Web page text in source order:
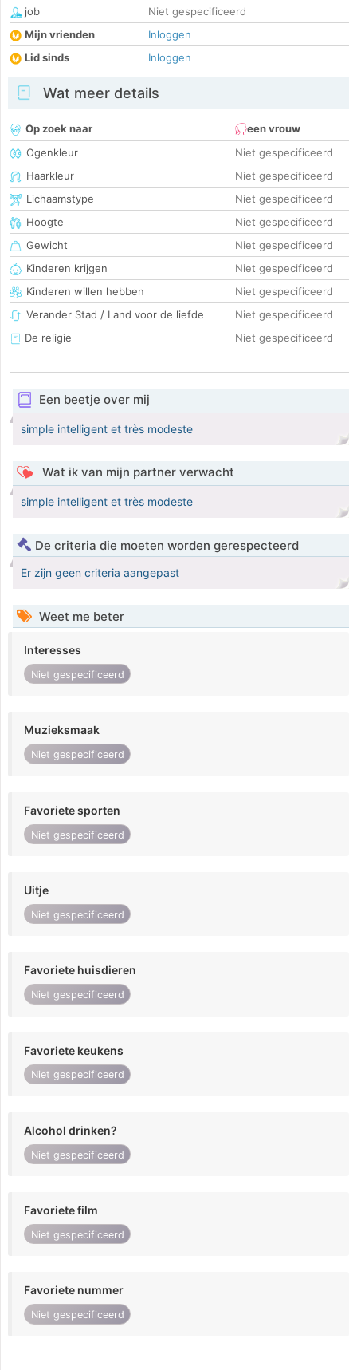
job
Niet gespecificeerd
Mijn vrienden
Inloggen
Lid sinds
Inloggen
Wat meer details
Op zoek naar
een vrouw
Ogenkleur
Niet gespecificeerd
Haarkleur
Niet gespecificeerd
Lichaamstype
Niet gespecificeerd
Hoogte
Niet gespecificeerd
Gewicht
Niet gespecificeerd
Kinderen krijgen
Niet gespecificeerd
Kinderen willen hebben
Niet gespecificeerd
Verander Stad / Land voor de liefde
Niet gespecificeerd
De religie
Niet gespecificeerd
Een beetje over mij
simple intelligent et très modeste
Wat ik van mijn partner verwacht
simple intelligent et très modeste
De criteria die moeten worden gerespecteerd
Er zijn geen criteria aangepast
Weet me beter
Interesses
Niet gespecificeerd
Muzieksmaak
Niet gespecificeerd
Favoriete sporten
Niet gespecificeerd
Uitje
Niet gespecificeerd
Favoriete huisdieren
Niet gespecificeerd
Favoriete keukens
Niet gespecificeerd
Alcohol drinken?
Niet gespecificeerd
Favoriete film
Niet gespecificeerd
Favoriete nummer
Niet gespecificeerd